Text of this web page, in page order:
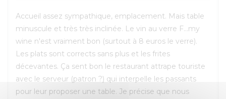
Accueil assez sympathique, emplacement. Mais table
minuscule et très très inclinée. Le vin au verre F...my
wine n'est vraiment bon (surtout à 8 euros le verre).
Les plats sont corrects sans plus et les frites
décevantes. Ça sent bon le restaurant attrape touriste
avec le serveur (patron ?) qui interpelle les passants
pour leur proposer une table. Je précise que nous